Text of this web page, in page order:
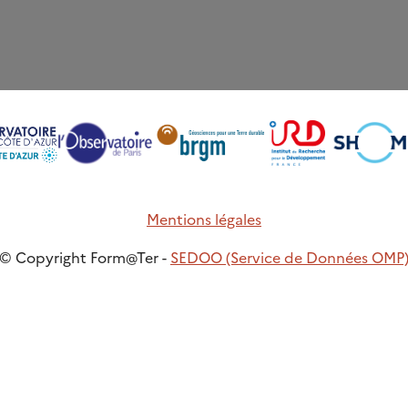
Mentions légales
© Copyright Form@Ter - SEDOO (Service de Données OMP)